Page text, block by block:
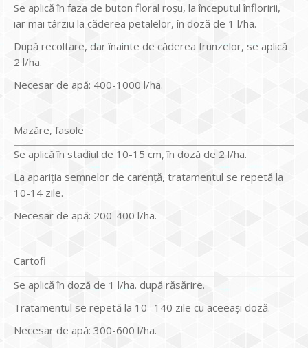
Se aplică în faza de buton floral roşu, la începutul înfloririi,
iar mai târziu la căderea petalelor, în doză de 1 l/ha.
După recoltare, dar înainte de căderea frunzelor, se aplică
2 l/ha.
Necesar de apă: 400-1000 l/ha.
Mazăre, fasole
Se aplică în stadiul de 10-15 cm, în doză de 2 l/ha.
La apariţia semnelor de carenţă, tratamentul se repetă la
10-14 zile.
Necesar de apă: 200-400 l/ha.
Cartofi
Se aplică în doză de 1 l/ha. după răsărire.
Tratamentul se repetă la 10- 140 zile cu aceeaşi doză.
Necesar de apă: 300-600 l/ha.